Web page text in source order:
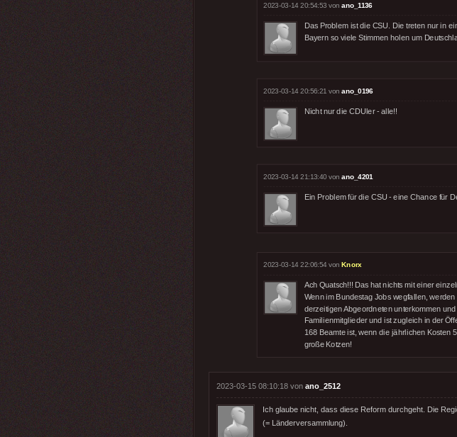
2023-03-14 20:54:53 vonano_1136
Das Problem ist die CSU. Die treten nur in
Bayern so viele Stimmen holen um
2023-03-14 20:56:21 vonano_0196
Nicht nur die CDUler - alle!!
2023-03-14 21:13:40 vonano_4201
Ein Problem für die CSU - eine Chance für
2023-03-14 22:06:54 vonKnorx
Ach Quatsch!!! Das hat nichts mit einer
Wenn im Bundestag Jobs wegfallen,
derzeitigen Abgeordneten unterkommen
Familienmitglieder und ist zugleich in der
168 Beamte ist, wenn die jährlichen Kosten
große Kotzen!
2023-03-15 08:10:18 von ano_2512
Ich glaube nicht, dass diese Reform durchgeht. Die
(= Länderversammlung).